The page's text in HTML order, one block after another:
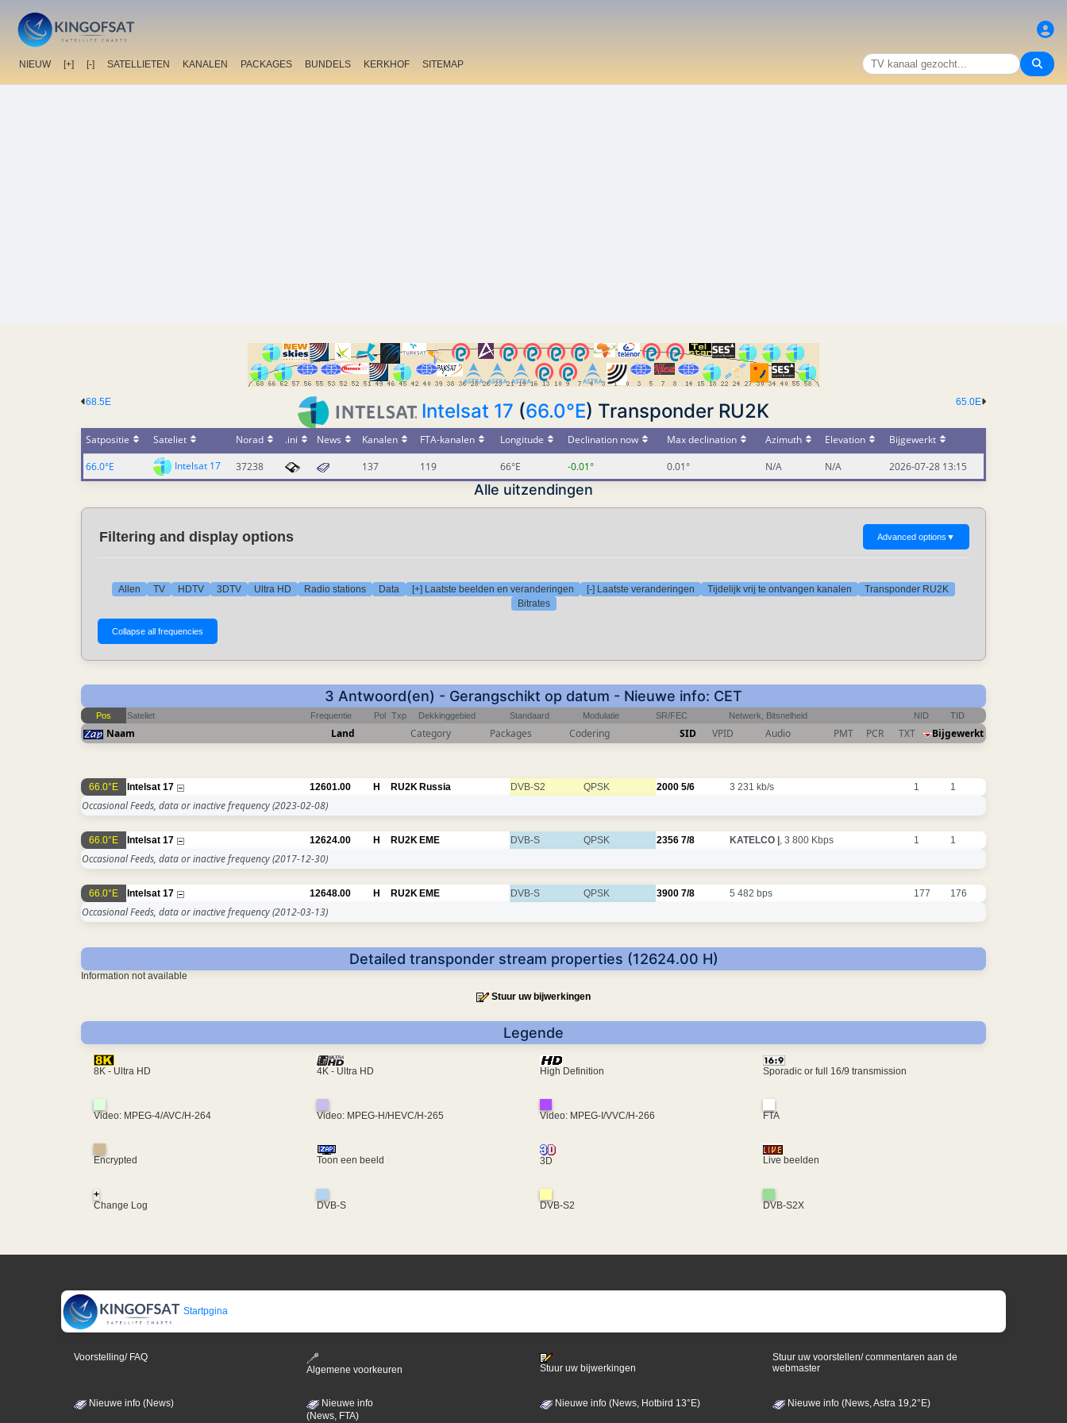
NIEUW [+] [-] SATELLIETEN KANALEN PACKAGES BUNDELS KERKHOF SITEMAP
65.0E
68.5E Intelsat 17 (66.0°E) Transponder RU2K
Satpositie Sateliet Norad .ini News Kanalen FTA-kanalen Longitude Declination now Max declination Azimuth Elevation
Bijgewerkt
66.0°E
Intelsat 17 37238 137 119 66°E -0.01° 0.01° N/A N/A 2026-07-28 13:15
Alle uitzendingen
Filtering and display options Advanced options ▼
Allen TV HDTV 3DTV Ultra HD Radio stations Data [+] Laatste beelden en veranderingen [-] Laatste veranderingen Tijdelijk vrij te ontvangen kanalen
Transponder RU2K
Bitrates
3 Antwoord(en) - Gerangschikt op datum - Nieuwe info: CET
Pos Sateliet Frequentie Pol Txp Dekkinggebied Standaard Modulatie SR/FEC Netwerk, Bitsnelheid NID TID
Naam Land Category Packages Codering SID VPID Audio PMT PCR TXT Bijgewerkt
66.0°E Intelsat 17 12601.00 H RU2K Russia DVB-S2 QPSK 2000 5/6 3 231 kb/s 1 1
Occasional Feeds, data or inactive frequency(2023-02-08)
66.0°E Intelsat 17 12624.00 H RU2K EME DVB-S QPSK 2356 7/8 KATELCO | , 3 800 Kbps 1 1
Occasional Feeds, data or inactive frequency(2017-12-30)
66.0°E Intelsat 17 12648.00 H RU2K EME DVB-S QPSK 3900 7/8 5 482 bps 177 176
Occasional Feeds, data or inactive frequency(2012-03-13)
Detailed transponder stream properties (12624.00 H)
Information not available
Stuur uw bijwerkingen
Legende
8K - Ultra HD 4K - Ultra HD High Definition Sporadic or full 16/9 transmission
Video: MPEG-4/AVC/H-264 Video: MPEG-H/HEVC/H-265 Video: MPEG-I/VVC/H-266 FTA
Encrypted Toon een beeld 3D Live beelden
+
Change Log
DVB-S DVB-S2 DVB-S2X
Startpgina
Voorstelling/ FAQ
Algemene voorkeuren
Stuur uw bijwerkingen
Stuur uw voorstellen/ commentaren aan de
webmaster
Nieuwe info (News)
Nieuwe info
(News, FTA)
Nieuwe info (News, Hotbird 13°E) Nieuwe info (News, Astra 19,2°E)